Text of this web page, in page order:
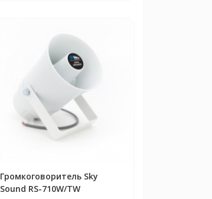
Громкоговоритель Sky
Sound RS-710W/TW